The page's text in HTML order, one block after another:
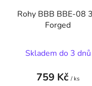
Rohy BBB BBE-08
Forged
Skladem do 3 dnů
759 Kč / ks